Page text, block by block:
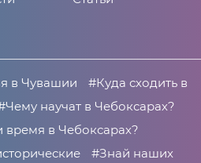
в Чувашии
#Куда сходить в
научат в Чебоксарах?
время в Чебоксарах?
#Знай наших